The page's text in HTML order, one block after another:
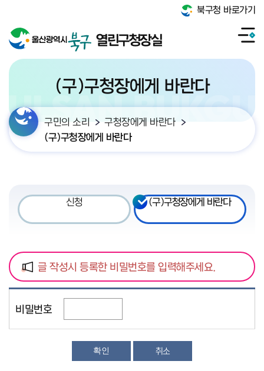
북구청 바로가기
열린구청장실
(구)구청장에게 바란다
구민의 소리
구청장에게 바란다
(구)구청장에게 바란다
신청 (구)구청장에게 바란다
글 작성시 등록한 비밀번호를 입력해주세요.
비밀번호
취소